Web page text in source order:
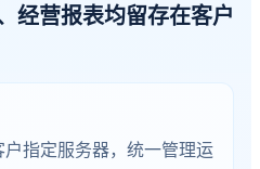
经营报表均留存在客户
指定服务器，统一管理运